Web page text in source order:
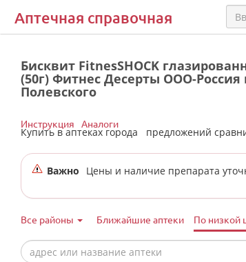
Аптечная справочная
Бисквит FitnesSHOCK
(50г) Фитнес Десерты ООО-Россия
Полевского
Купить в аптеках города предложений
Инструкция Аналоги
Важно Цены и наличие препарата
Все районы Ближайшие аптеки По низкой